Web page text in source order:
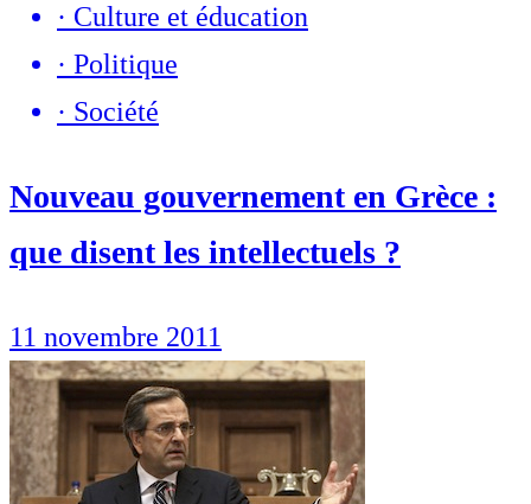
· Culture et éducation
· Politique
· Société
Nouveau gouvernement en Grèce :
que disent les intellectuels ?
11 novembre 2011